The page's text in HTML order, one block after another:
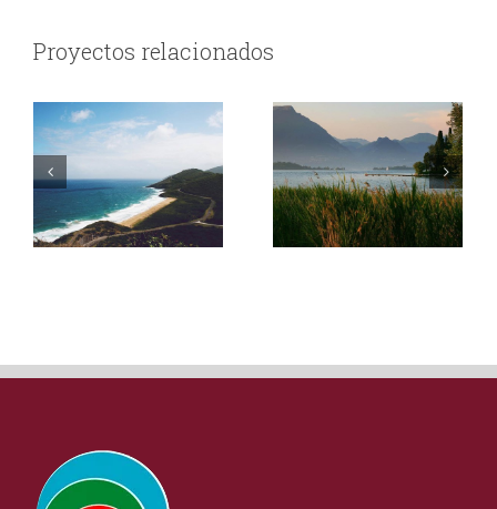
Proyectos relacionados
Australia